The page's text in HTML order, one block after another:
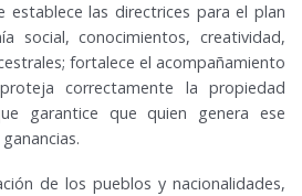
establece las directrices para el plan
social, conocimientos, creatividad,
fortalece el acompañamiento
correctamente la propiedad
garantice que quien genera ese
de los pueblos y nacionalidades,